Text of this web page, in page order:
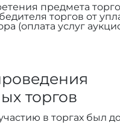
предмета
торгов от
(оплата услуг
торгов
в торгах был